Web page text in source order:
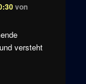
von
versteht